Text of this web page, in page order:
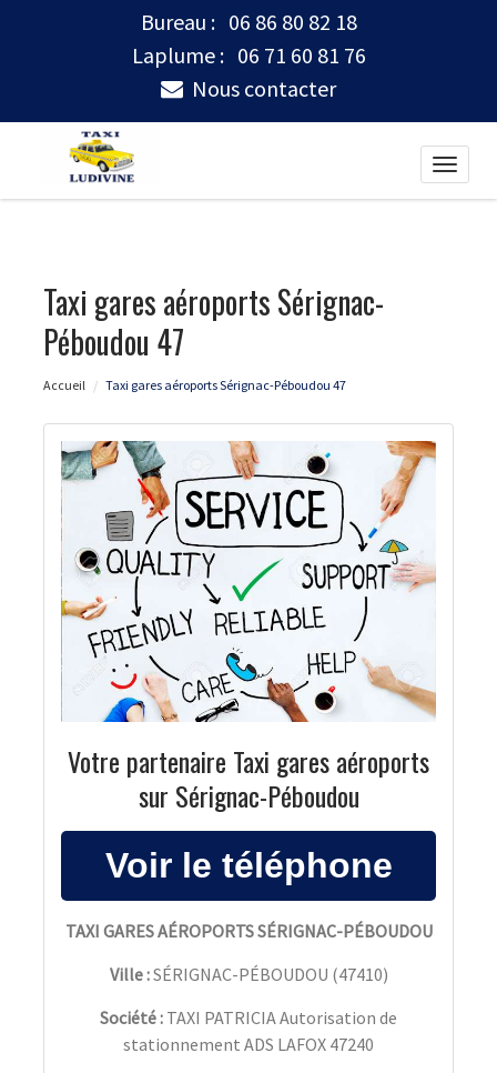
Bureau : 06 86 80 82 18
Laplume : 06 71 60 81 76
Nous contacter
Toggle
Taxi gares aéroports Sérignac-
Péboudou 47
Accueil Taxi gares aéroports Sérignac-Péboudou 47
Votre partenaire Taxi gares aéroports
sur Sérignac-Péboudou
TAXI GARES AÉROPORTS SÉRIGNAC-PÉBOUDOU
Ville :SÉRIGNAC-PÉBOUDOU (47410)
Société : TAXI PATRICIA Autorisation de
stationnement ADS LAFOX 47240